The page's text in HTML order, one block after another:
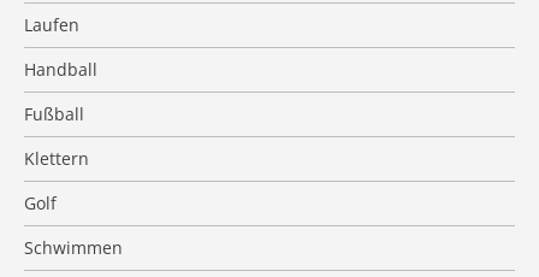
Laufen
Handball
Fußball
Klettern
Golf
Schwimmen